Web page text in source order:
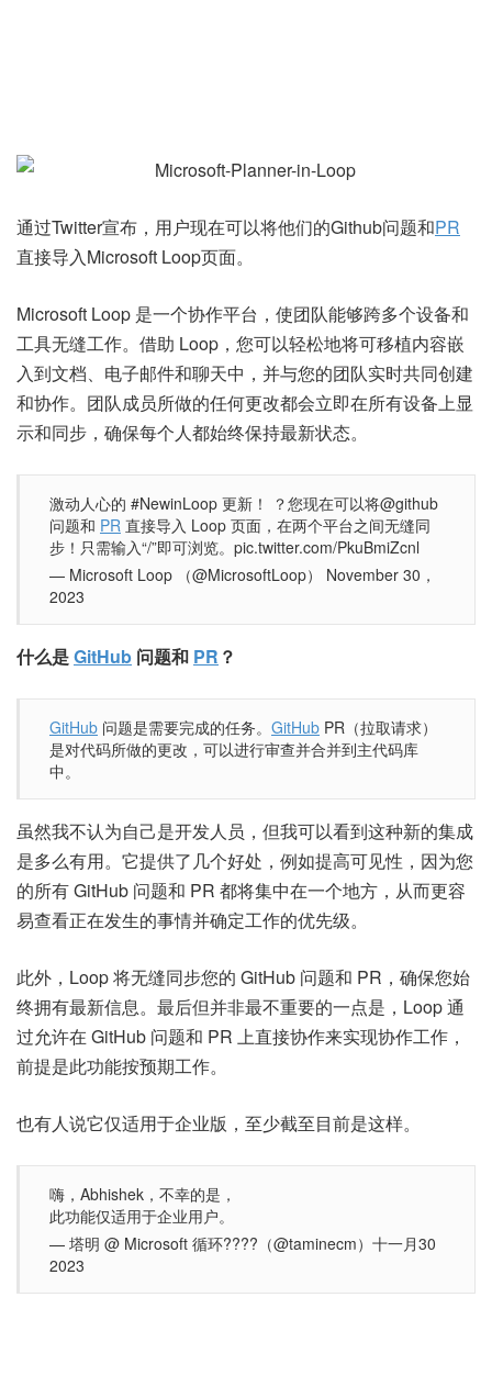
通过Twitter宣布，用户现在可以将他们的Github问题和PR
直接导入Microsoft Loop页面。
Microsoft Loop 是一个协作平台，使团队能够跨多个设备和
工具无缝工作。借助 Loop，您可以轻松地将可移植内容嵌
入到文档、电子邮件和聊天中，并与您的团队实时共同创建
和协作。团队成员所做的任何更改都会立即在所有设备上显
示和同步，确保每个人都始终保持最新状态。
激动人心的 #NewinLoop 更新！ ？您现在可以将@github
问题和 PR 直接导入 Loop 页面，在两个平台之间无缝同
步！只需输入“/”即可浏览。pic.twitter.com/PkuBmiZcnl
— Microsoft Loop （@MicrosoftLoop） November 30，
2023
什么是GitHub 问题和 PR ？
GitHub 问题是需要完成的任务。 GitHub PR（拉取请求）
是对代码所做的更改，可以进行审查并合并到主代码库
中。
虽然我不认为自己是开发人员，但我可以看到这种新的集成
是多么有用。它提供了几个好处，例如提高可见性，因为您
的所有 GitHub 问题和 PR 都将集中在一个地方，从而更容
易查看正在发生的事情并确定工作的优先级。
此外，Loop 将无缝同步您的 GitHub 问题和 PR，确保您始
终拥有最新信息。最后但并非最不重要的一点是，Loop 通
过允许在 GitHub 问题和 PR 上直接协作来实现协作工作，
前提是此功能按预期工作。
也有人说它仅适用于企业版，至少截至目前是这样。
嗨，Abhishek，不幸的是，
此功能仅适用于企业用户。
— 塔明 @ Microsoft 循环????（@taminecm）十一月30
2023